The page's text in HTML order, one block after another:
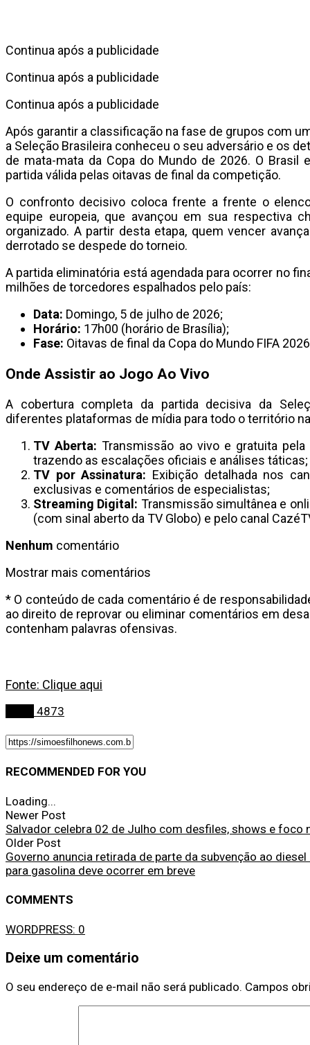
Continua após a publicidade
Continua após a publicidade
Continua após a publicidade
Após garantir a classificação na fase de grupos com
a Seleção Brasileira conheceu o seu adversário e os
de mata-mata da Copa do Mundo de 2026. O Brasil
partida válida pelas oitavas de final da competição.
O confronto decisivo coloca frente a frente o
equipe europeia, que avançou em sua respectiva
organizado. A partir desta etapa, quem vencer
derrotado se despede do torneio.
A partida eliminatória está agendada para ocorrer no
milhões de torcedores espalhados pelo país:
Data: Domingo, 5 de julho de 2026;
Horário: 17h00 (horário de Brasília);
Fase: Oitavas de final da Copa do Mundo FIFA
Onde Assistir ao Jogo Ao Vivo
A cobertura completa da partida decisiva da
diferentes plataformas de mídia para todo o território
TV Aberta: Transmissão ao vivo e gratuita
trazendo as escalações oficiais e análises táticas;
TV por Assinatura: Exibição detalhada nos
exclusivas e comentários de especialistas;
Streaming Digital: Transmissão simultânea e
(com sinal aberto da TV Globo) e pelo canal
Nenhum comentário
Mostrar mais comentários
* O conteúdo de cada comentário é de
ao direito de reprovar ou eliminar comentários em
contenham palavras ofensivas.
Fonte: Clique aqui
4873
RECOMMENDED FOR YOU
Loading...
Newer Post
Salvador celebra 02 de Julho com desfiles, shows e foco
Older Post
Governo anuncia retirada de parte da subvenção ao
para gasolina deve ocorrer em breve
COMMENTS
WORDPRESS: 0
Deixe um comentário
O seu endereço de e-mail não será publicado. Campos